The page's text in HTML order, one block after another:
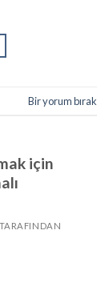
Bir yorum bırak
için
TARAFINDAN